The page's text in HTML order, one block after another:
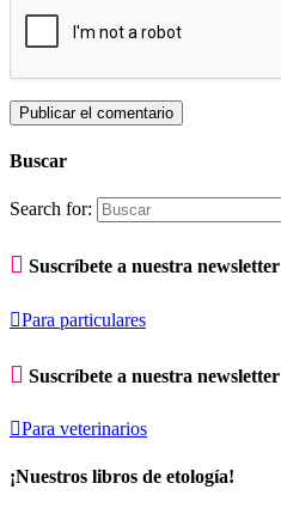
Buscar
Search for:
 Suscríbete a nuestra newsletter
Para particulares
 Suscríbete a nuestra newsletter
Para veterinarios
¡Nuestros libros de etología!